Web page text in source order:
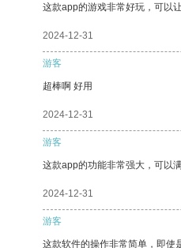
这款app的游戏非常好玩，可以
2024-12-31
游客
超棒啊 好用
2024-12-31
游客
这款app的功能非常强大，可以
2024-12-31
游客
这款软件的操作非常简单，即使